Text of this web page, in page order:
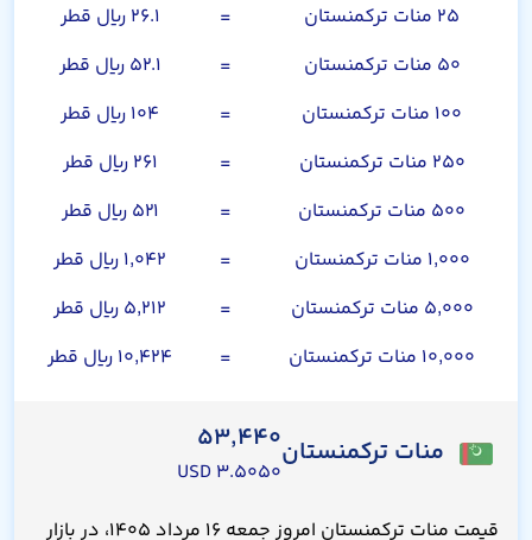
۲۵ منات ترکمنستان
=
۲۶.۱ ریال قطر
۵۰ منات ترکمنستان
=
۵۲.۱ ریال قطر
۱۰۰ منات ترکمنستان
=
۱۰۴ ریال قطر
۲۵۰ منات ترکمنستان
=
۲۶۱ ریال قطر
۵۰۰ منات ترکمنستان
=
۵۲۱ ریال قطر
۱,۰۰۰ منات ترکمنستان
=
۱,۰۴۲ ریال قطر
۵,۰۰۰ منات ترکمنستان
=
۵,۲۱۲ ریال قطر
۱۰,۰۰۰ منات ترکمنستان
= ۱۰,۴۲۴ ریال قطر
منات ترکمنستان۵۳,۴۴۰
۳.۵۰۵۰ USD
قیمت منات ترکمنستان امروز جمعه ۱۶ مرداد ۱۴۰۵، در بازار